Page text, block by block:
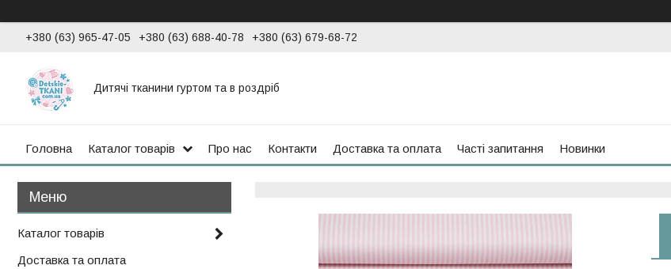
+380 (63) 965-47-05 +380 (63) 688-40-78 +380 (63) 679-68-72
Дитячі тканини гуртом та в роздріб
Головна Каталог товарів Про нас Контакти Доставка та оплата Часті запитання Новинки
Каталог товарів
Доставка та оплата